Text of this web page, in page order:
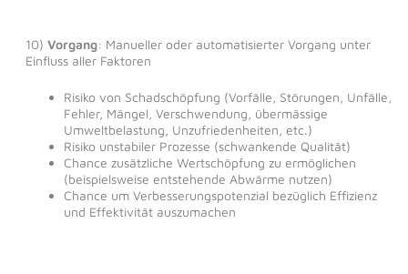
10) Vorgang: Manueller oder automatisierter Vorgang unter
Einfluss aller Faktoren
Risiko von Schadschöpfung (Vorfälle, Störungen, Unfälle,
Fehler, Mängel, Verschwendung, übermässige
Umweltbelastung, Unzufriedenheiten, etc.)
Risiko unstabiler Prozesse (schwankende Qualität)
Chance zusätzliche Wertschöpfung zu ermöglichen
(beispielsweise entstehende Abwärme nutzen)
Chance um Verbesserungspotenzial bezüglich Effizienz
und Effektivität auszumachen